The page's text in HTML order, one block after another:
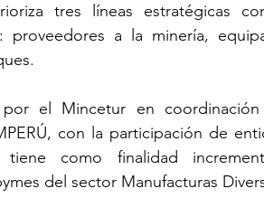
tres líneas estratégicas
proveedores a la minería,
por el Mincetur en
con la participación de
como finalidad
del sector Manufacturas